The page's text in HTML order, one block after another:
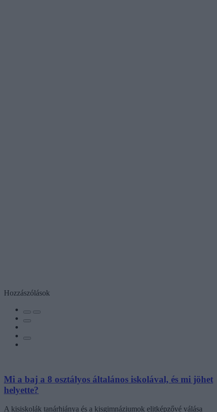
Hozzászólások
Mi a baj a 8 osztályos általános iskolával, és mi jöhet
helyette?
A kisiskolák tanárhiánya és a kisgimnáziumok elitképzővé válása